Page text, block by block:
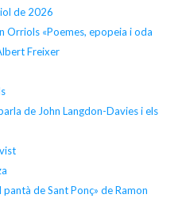
de 2026
Orriols «Poemes, epopeia i oda
Freixer
de John Langdon-Davies i els
de Sant Ponç» de Ramon